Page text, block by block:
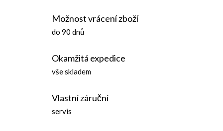
Možnost vrácení zboží
do 90 dnů
Okamžitá expedice
vše skladem
Vlastní záruční
servis